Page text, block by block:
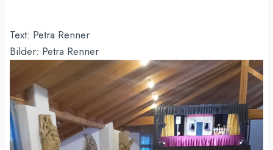
Text: Petra Renner
Bilder: Petra Renner